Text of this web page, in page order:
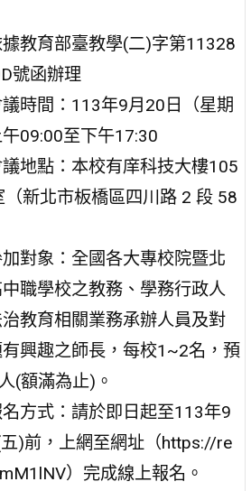
教育部臺教學(二)字第11328
號函辦理
時間：113年9月20日（星期
09:00至下午17:30
地點：本校有庠科技大樓105
（新北市板橋區四川路 2 段 58
加對象：全國各大專校院暨北
職學校之教務、學務行政人
教育相關業務承辦人員及對
興趣之師長，每校1~2名，預
(額滿為止)。
方式：請於即日起至113年9
)前，上網至網址（https://re
）完成線上報名。